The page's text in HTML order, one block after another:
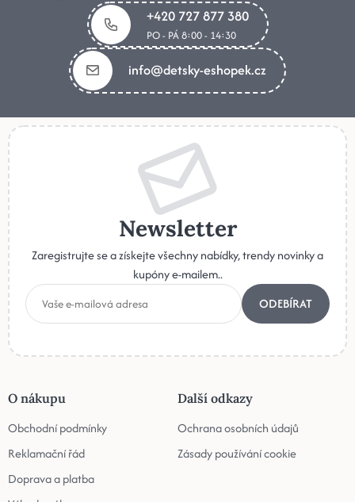
+420 727 877 380
PO - PÁ 8:00 - 14:30
info@detsky-eshopek.cz
Newsletter
Zaregistrujte se a získejte všechny nabídky, trendy novinky a
kupóny e-mailem..
ODEBÍRAT
O nákupu
Obchodní podmínky
Reklamační řád
Doprava a platba
Další odkazy
Ochrana osobních údajů
Zásady používání cookie